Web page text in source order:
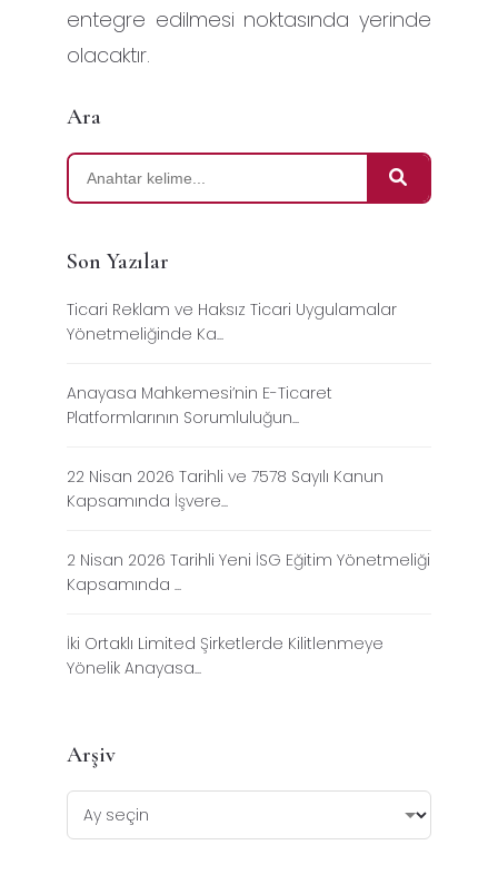
entegre edilmesi noktasında yerinde
olacaktır.
Ara
Son Yazılar
Ticari Reklam ve Haksız Ticari Uygulamalar
Yönetmeliğinde Ka...
Anayasa Mahkemesi’nin E-Ticaret
Platformlarının Sorumluluğun...
22 Nisan 2026 Tarihli ve 7578 Sayılı Kanun
Kapsamında İşvere...
2 Nisan 2026 Tarihli Yeni İSG Eğitim Yönetmeliği
Kapsamında ...
İki Ortaklı Limited Şirketlerde Kilitlenmeye
Yönelik Anayasa...
Arşiv